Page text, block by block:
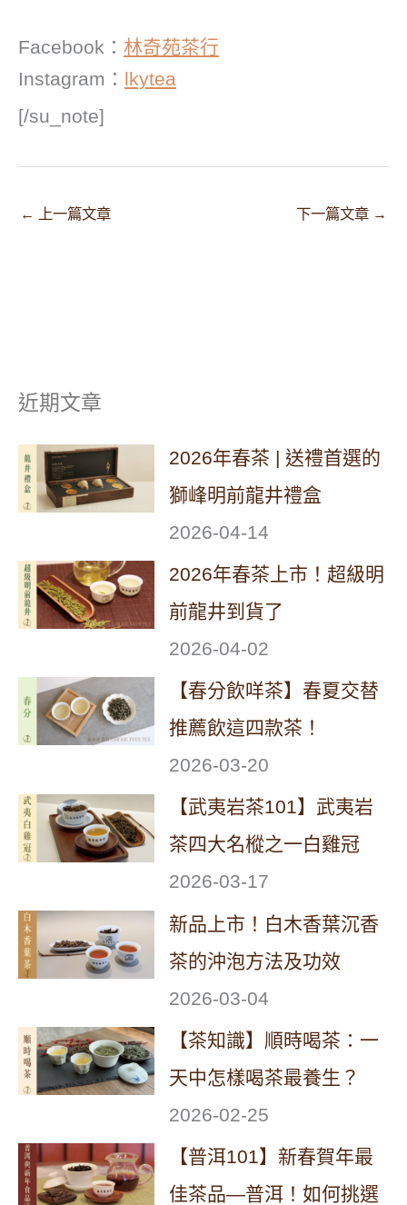
Facebook： 林奇苑茶行
Instagram： lkytea
[/su_note]
← 上一篇文章 下一篇文章 →
近期文章
2026年春茶 | 送禮首選的
獅峰明前龍井禮盒
2026-04-14
2026年春茶上市！超級明
前龍井到貨了
2026-04-02
【春分飲咩茶】春夏交替
推薦飲這四款茶！
2026-03-20
【武夷岩茶101】武夷岩
茶四大名樅之一白雞冠
2026-03-17
新品上市！白木香葉沉香
茶的沖泡方法及功效
2026-03-04
【茶知識】順時喝茶：一
天中怎樣喝茶最養生？
2026-02-25
【普洱101】新春賀年最
佳茶品—普洱！如何挑選